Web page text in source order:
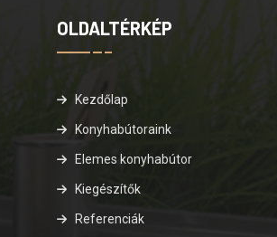
OLDALTÉRKÉP
Kezdőlap
Konyhabútoraink
Elemes konyhabútor
Kiegészítők
Referenciák